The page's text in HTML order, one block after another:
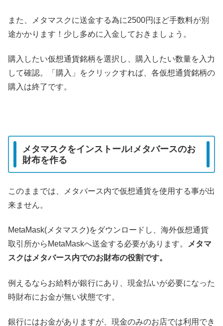
また、メタマスクに送金する為に2500円ほど手数料が別
途かかります！少し多めに入金しておきましょう。
購入したい仮想通貨銘柄を選択し、購入したい数量を入力
して確認。「購入」をクリックすれば、各仮想通貨銘柄の
購入は終了です。
メタマスクをインストール!メタバースのお
財布を作る
このままでは、メタバース内で仮想通貨を使用する事が出
来ません。
MetaMask(メタマスク)をダウンロードし、海外仮想通貨
取引所からMetaMaskへ送金する必要があります。
メタマ
スクはメタバース内でのお財布の役割です。
例えるならお給料が銀行にあり、現金払いが必要になった
時財布にお金が無い状態です。
銀行にはお金がありますが、現金のみのお店では利用でき